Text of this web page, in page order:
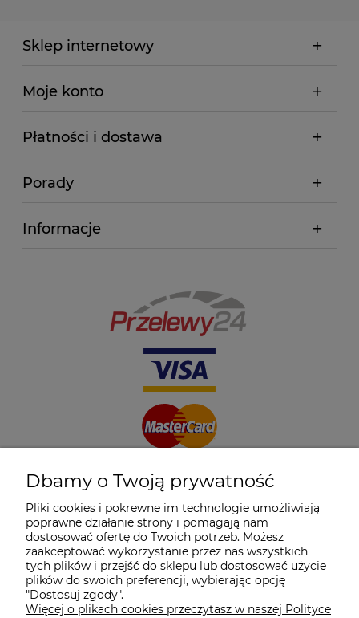
Sklep internetowy
Moje konto
Płatności i dostawa
Porady
Informacje
Dbamy o Twoją prywatność
Pliki cookies i pokrewne im technologie umożliwiają
poprawne działanie strony i pomagają nam
dostosować ofertę do Twoich potrzeb. Możesz
zaakceptować wykorzystanie przez nas wszystkich
tych plików i przejść do sklepu lub dostosować użycie
plików do swoich preferencji, wybierając opcję
"Dostosuj zgody".
Więcej o plikach cookies przeczytasz w naszej Polityce